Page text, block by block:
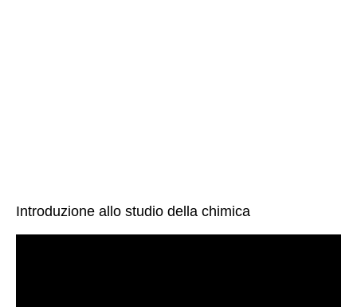
Introduzione allo studio della chimica